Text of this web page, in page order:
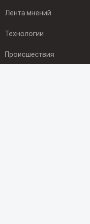
Лента мнений
Технологии
Происшествия